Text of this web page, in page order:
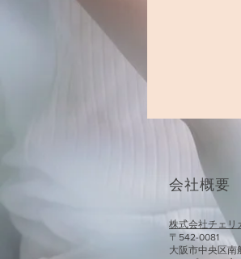
会社概要
株式会社チェリ
〒542-0081
大阪市中央区南